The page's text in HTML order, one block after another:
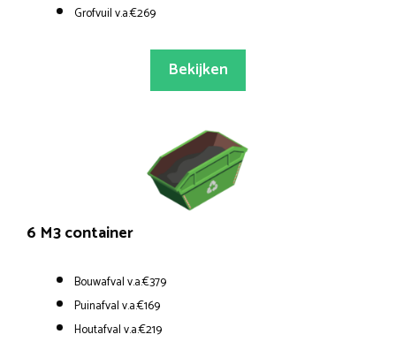
Grofvuil v.a.€269
Bekijken
6 M3 container
Bouwafval v.a.€379
Puinafval v.a.€169
Houtafval v.a.€219